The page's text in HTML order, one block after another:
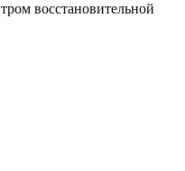
восстановительной